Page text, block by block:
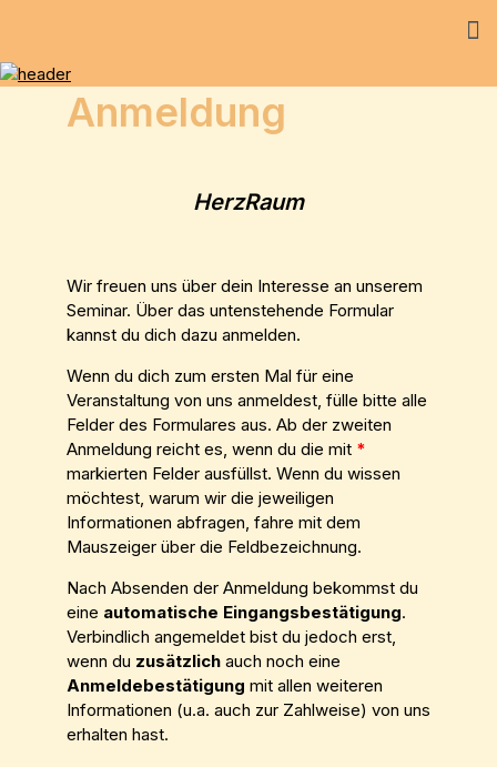
Anmeldung
HerzRaum
Wir freuen uns über dein Interesse an unserem
Seminar. Über das untenstehende Formular
kannst du dich dazu anmelden.
Wenn du dich zum ersten Mal für eine
Veranstaltung von uns anmeldest, fülle bitte alle
Felder des Formulares aus. Ab der zweiten
Anmeldung reicht es, wenn du die mit *
markierten Felder ausfüllst. Wenn du wissen
möchtest, warum wir die jeweiligen
Informationen abfragen, fahre mit dem
Mauszeiger über die Feldbezeichnung.
Nach Absenden der Anmeldung bekommst du
eine automatische Eingangsbestätigung.
Verbindlich angemeldet bist du jedoch erst,
wenn du zusätzlich auch noch eine
Anmeldebestätigung mit allen weiteren
Informationen (u.a. auch zur Zahlweise) von uns
erhalten hast.